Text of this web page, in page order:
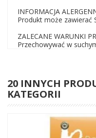
INFORMACJA
Produkt może zawierać
ZALECANE WARUNKI
Przechowywać w
20 INNYCH
KATEGORII